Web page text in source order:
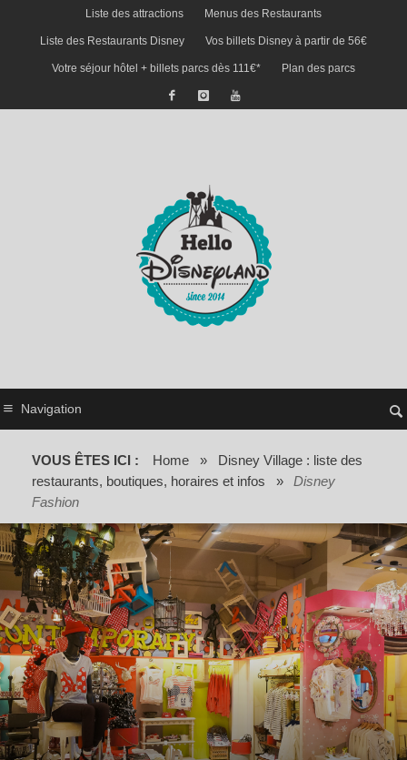
Liste des attractions Menus des Restaurants
Liste des Restaurants Disney Vos billets Disney à partir de 56€
Votre séjour hôtel + billets parcs dès 111€* Plan des parcs
Navigation
VOUS ÊTES ICI : Home »
Disney Village : liste des
restaurants, boutiques, horaires et infos
»
Disney
Fashion